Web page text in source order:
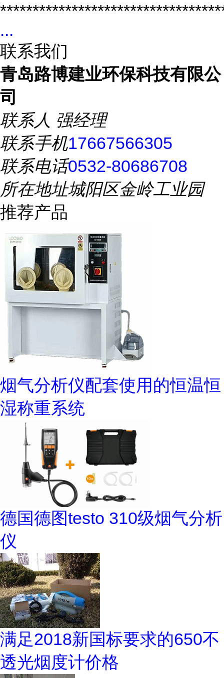
...
联系我们
青岛路博建业环保科技有限公
司
联系人 强经理
联系手机17667566305
联系电话0532-80686708
所在地址城阳区金岭工业园
推荐产品
烟气分析仪配套使用的恒温恒
湿称重系统
德国德图testo 310级烟气分析
仪
满足2018新国标要求的650不
透光烟度计价格